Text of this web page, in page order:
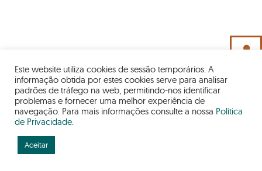
person
INFO
Este website utiliza cookies de sessão temporários. A
informação obtida por estes cookies serve para analisar
padrões de tráfego na web, permitindo-nos identificar
problemas e fornecer uma melhor experiência de
navegação. Para mais informações consulte a nossa Política
de Privacidade.
Aceitar